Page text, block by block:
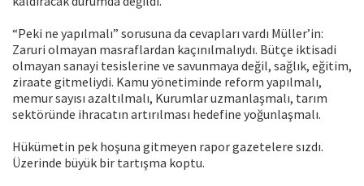
“Peki ne yapılmalı” sorusuna da cevapları vardı Müller’in:
Zaruri olmayan masraflardan kaçınılmalıydı. Bütçe iktisadi
olmayan sanayi tesislerine ve savunmaya değil, sağlık, eğitim,
ziraate gitmeliydi. Kamu yönetiminde reform yapılmalı,
memur sayısı azaltılmalı, Kurumlar uzmanlaşmalı, tarım
sektöründe ihracatın artırılması hedefine yoğunlaşmalı.
Hükümetin pek hoşuna gitmeyen rapor gazetelere sızdı.
Üzerinde büyük bir tartışma koptu.